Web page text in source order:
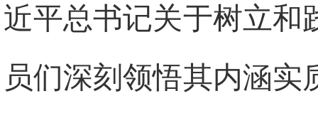
近平总书记关于树立和
员们深刻领悟其内涵